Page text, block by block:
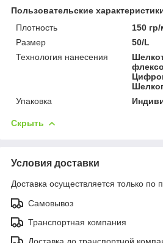
Пользовательские
Плотность
150
Размер
50/L
Технология нанесения
Упаковка
Скрыть
Условия доставки
Доставка осуществляется только по
Самовывоз
Транспортная компания
Доставка до транспортной